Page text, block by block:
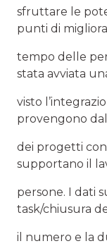
sfruttare le
punti di
tempo delle
stata avviata
visto
provengono
dei progetti
supportano il
persone. I dati
task/chiusura
il numero e la